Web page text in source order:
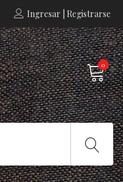
Ingresar | Registrarse
0